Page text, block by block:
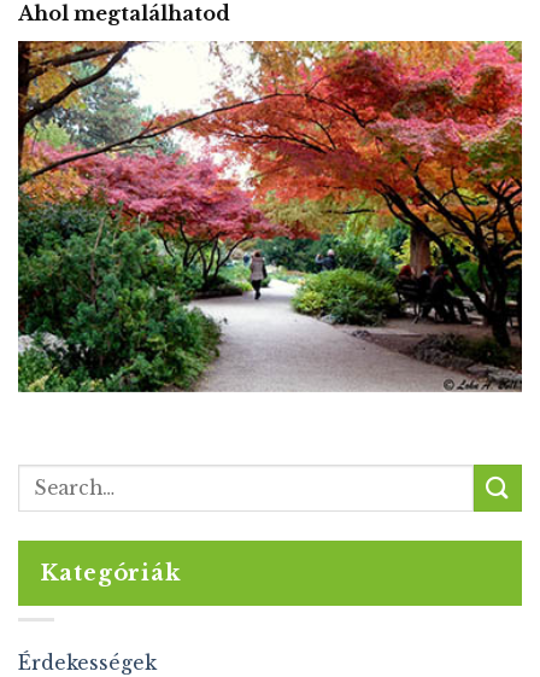
Ahol megtalálhatod
JAPÁNKERT
A természet tökéletes leképződése
Kategóriák
Érdekességek